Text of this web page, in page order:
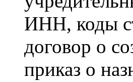
ИНН, коды
договор о
приказ о